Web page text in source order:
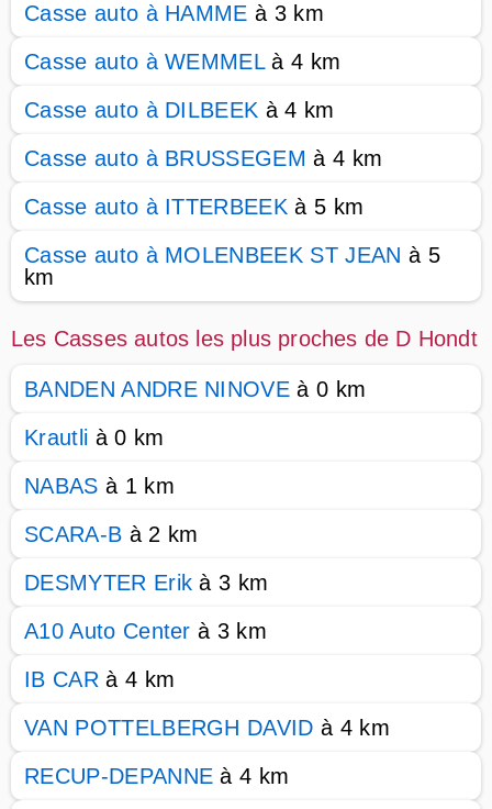
Casse auto à HAMME à 3 km
Casse auto à WEMMELà 4 km
Casse auto à DILBEEK à 4 km
Casse auto à BRUSSEGEM à 4 km
Casse auto à ITTERBEEK à 5 km
Casse auto à MOLENBEEK ST JEAN à 5
km
Les Casses autos les plus proches de D Hondt
BANDEN ANDRE NINOVE à 0 km
Krautli à 0 km
NABAS à 1 km
SCARA-B à 2 km
DESMYTER Erik à 3 km
A10 Auto Center à 3 km
IB CAR à 4 km
VAN POTTELBERGH DAVID à 4 km
RECUP-DEPANNE à 4 km